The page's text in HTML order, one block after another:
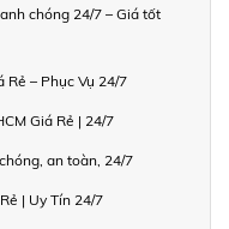
chóng 24/7 – Giá tốt
Rẻ – Phục Vụ 24/7
Giá Rẻ | 24/7
an toàn, 24/7
| Uy Tín 24/7